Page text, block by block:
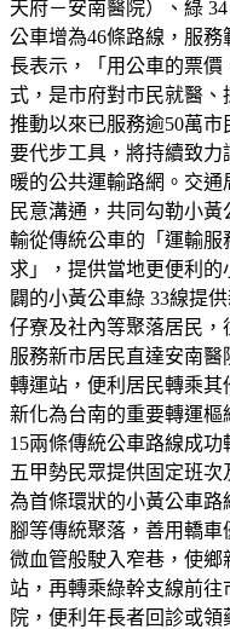
天府－安南醫院）、綠
公車增為46條路線，服
長表示，「用公車的票
式，是市府對市民就醫、
推動以來已服務逾50萬
要代步工具，將持續致
暖的公共運輸路網。交
民意溝通，共同勾勒小
輸從傳統公車的「運輸
求」，提供當地更便利
闢的小黃公車綠 33線提
仔寮及社內等聚落居民
服務新市居民直達安南
轉運站，便利居民轉乘其
新化為台南的重要轉運樞
15兩條傳統公車路線成
五甲勢民眾提供固定班
為首條環狀的小黃公車
腳等傳統聚落，善用轎
微血管般駛入窄巷，使
站，再轉乘綠幹支線前
院，便利年長者回診或